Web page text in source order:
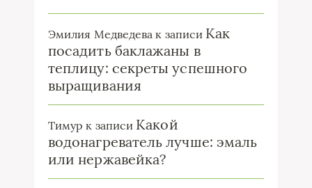
Эмилия Медведева к записи Как
посадить баклажаны в
теплицу: секреты успешного
выращивания
Тимур к записи Какой
водонагреватель лучше: эмаль
или нержавейка?